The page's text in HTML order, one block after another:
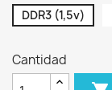
DDR3 (1,5v)
Cantidad